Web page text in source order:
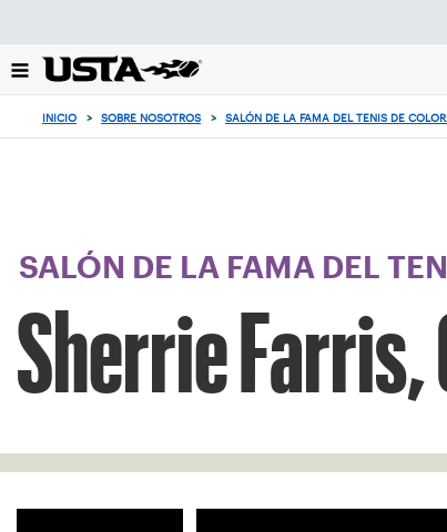
el
botón
INICIO > SOBRE NOSOTROS > SALÓN DE LA FAMA DEL TENIS DE
SALÓN DE LA FAMA DEL
Sherrie Farris,